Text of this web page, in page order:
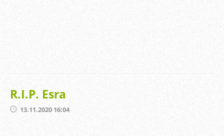
R.I.P. Esra
13.11.2020 16:04